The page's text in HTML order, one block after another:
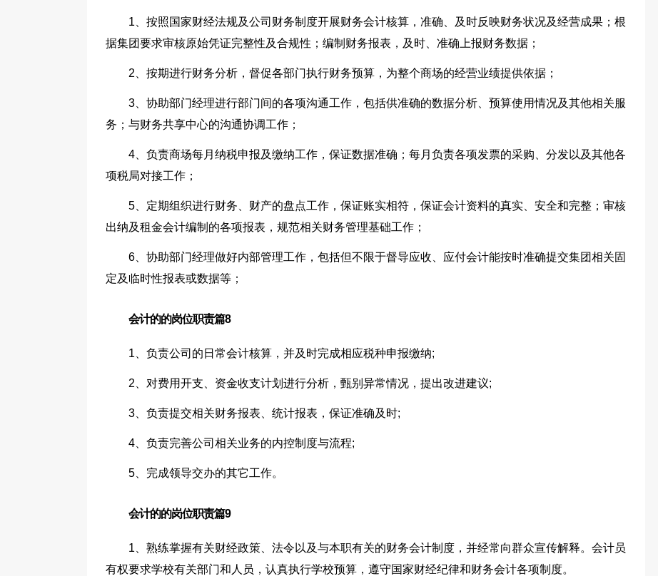
1、按照国家财经法规及公司财务制度开展财务会计核算，准确、及时反映财务状况及经营成果；根
据集团要求审核原始凭证完整性及合规性；编制财务报表，及时、准确上报财务数据；
2、按期进行财务分析，督促各部门执行财务预算，为整个商场的经营业绩提供依据；
3、协助部门经理进行部门间的各项沟通工作，包括供准确的数据分析、预算使用情况及其他相关服
务；与财务共享中心的沟通协调工作；
4、负责商场每月纳税申报及缴纳工作，保证数据准确；每月负责各项发票的采购、分发以及其他各
项税局对接工作；
5、定期组织进行财务、财产的盘点工作，保证账实相符，保证会计资料的真实、安全和完整；审核
出纳及租金会计编制的各项报表，规范相关财务管理基础工作；
6、协助部门经理做好内部管理工作，包括但不限于督导应收、应付会计能按时准确提交集团相关固
定及临时性报表或数据等；
会计的的岗位职责篇8
1、负责公司的日常会计核算，并及时完成相应税种申报缴纳;
2、对费用开支、资金收支计划进行分析，甄别异常情况，提出改进建议;
3、负责提交相关财务报表、统计报表，保证准确及时;
4、负责完善公司相关业务的内控制度与流程;
5、完成领导交办的其它工作。
会计的的岗位职责篇9
1、熟练掌握有关财经政策、法令以及与本职有关的财务会计制度，并经常向群众宣传解释。会计员
有权要求学校有关部门和人员，认真执行学校预算，遵守国家财经纪律和财务会计各项制度。